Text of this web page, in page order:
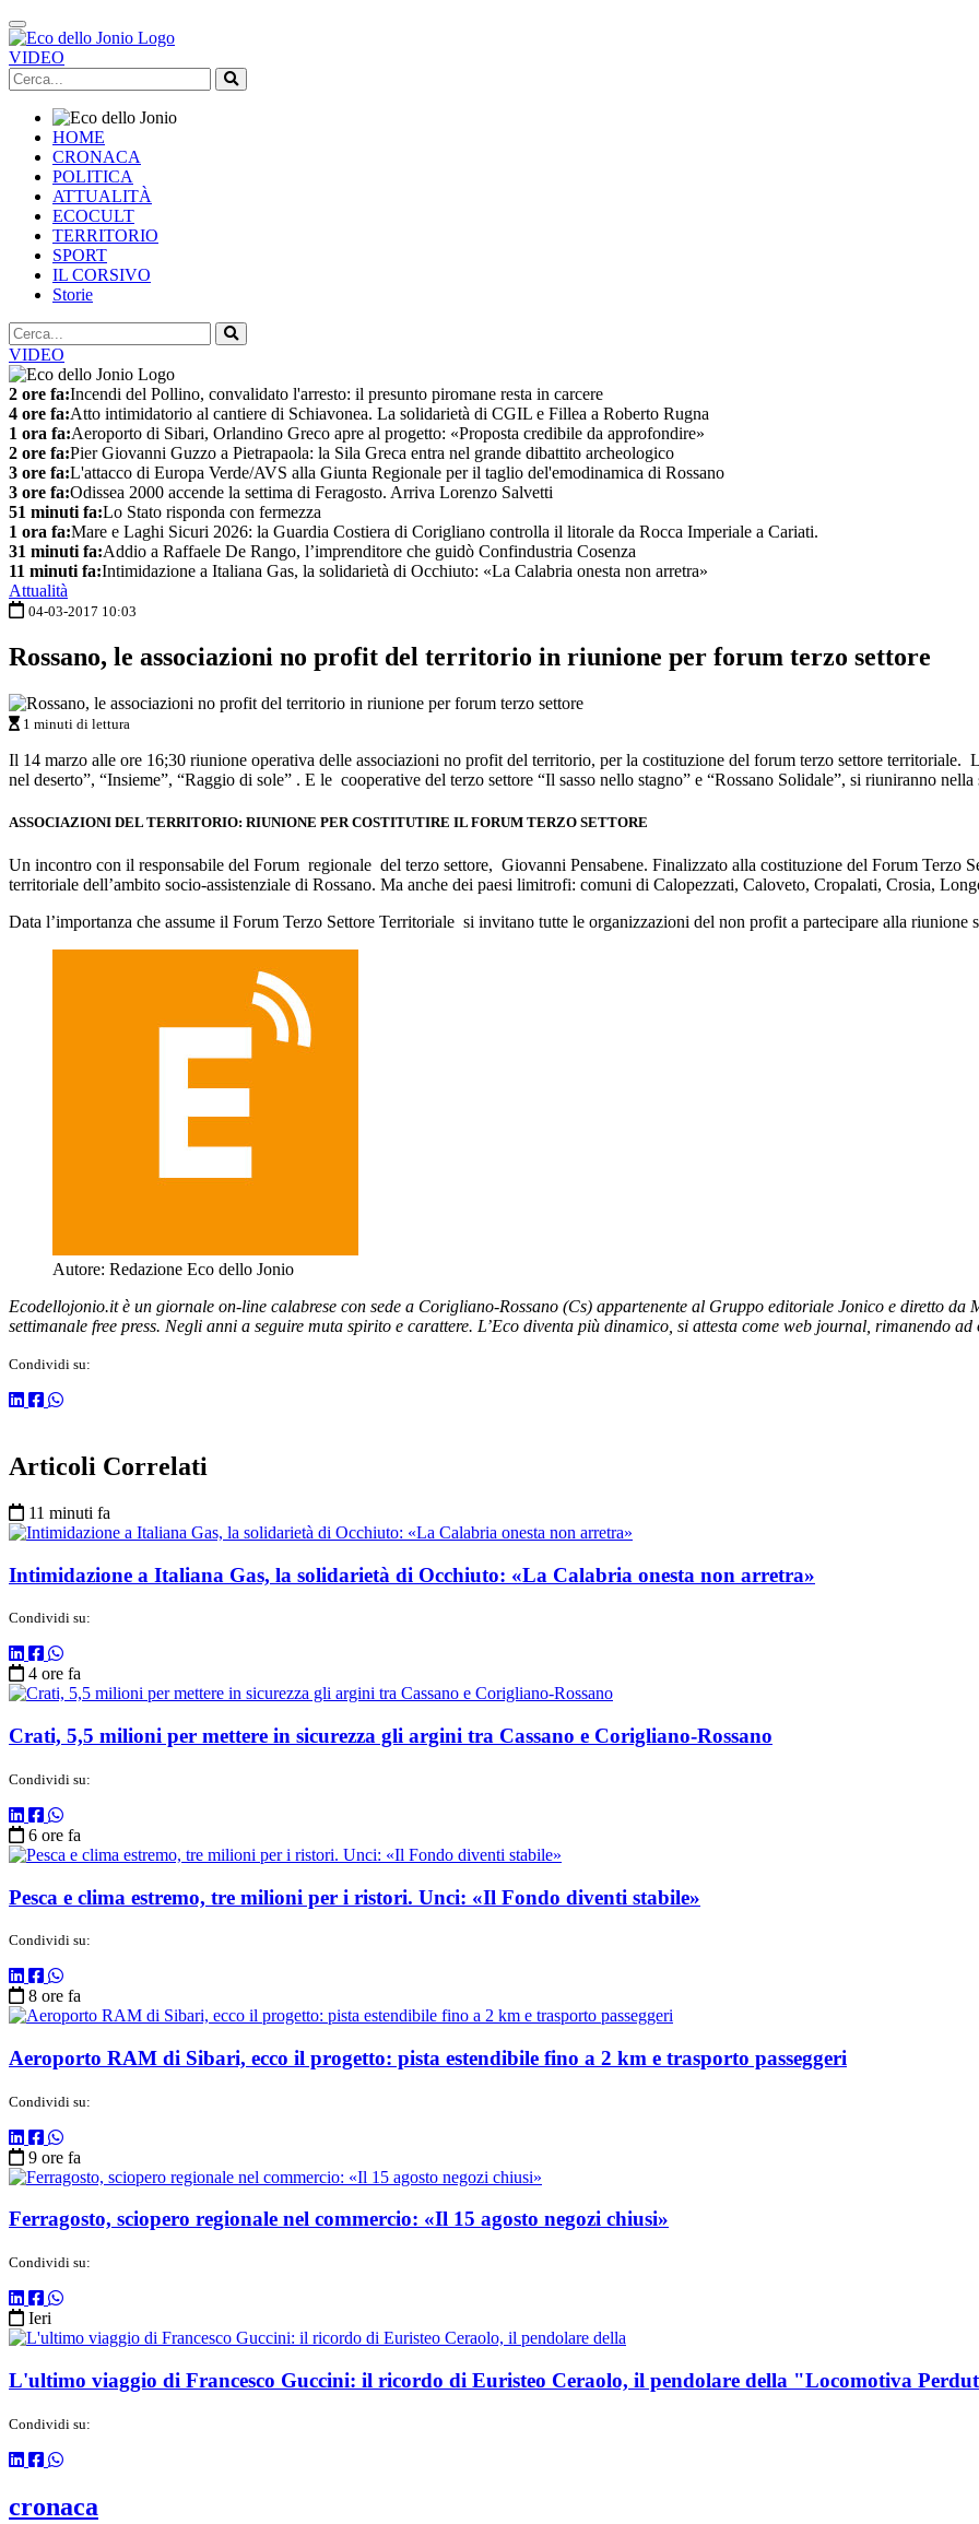
VIDEO
HOME
CRONACA
POLITICA
ATTUALITÀ
ECOCULT
TERRITORIO
SPORT
IL CORSIVO
Storie
VIDEO
2 ore fa:Incendi del Pollino, convalidato l'arresto: il presunto piromane resta in carcere
4 ore fa:Atto intimidatorio al cantiere di Schiavonea. La solidarietà di CGIL e Fillea a Roberto Rugna
1 ora fa:Aeroporto di Sibari, Orlandino Greco apre al progetto: «Proposta credibile da approfondire»
2 ore fa:Pier Giovanni Guzzo a Pietrapaola: la Sila Greca entra nel grande dibattito archeologico
3 ore fa:L'attacco di Europa Verde/AVS alla Giunta Regionale per il taglio del'emodinamica di Rossano
3 ore fa:Odissea 2000 accende la settima di Feragosto. Arriva Lorenzo Salvetti
51 minuti fa:Lo Stato risponda con fermezza
1 ora fa:Mare e Laghi Sicuri 2026: la Guardia Costiera di Corigliano controlla il litorale da Rocca Imperiale a Cariati.
31 minuti fa:Addio a Raffaele De Rango, l’imprenditore che guidò Confindustria Cosenza
11 minuti fa:Intimidazione a Italiana Gas, la solidarietà di Occhiuto: «La Calabria onesta non arretra»
Attualità
04-03-2017 10:03
Rossano, le associazioni no profit del territorio in riunione per forum terzo settore
1 minuti di lettura
Il 14 marzo alle ore 16;30 riunione operativa delle associazioni no profit del territorio, per la costituzione del forum terzo settore
nel deserto”, “Insieme”, “Raggio di sole” . E le cooperative del terzo settore “Il sasso nello stagno” e “Rossano Solidale”, si riuniranno
ASSOCIAZIONI DEL TERRITORIO: RIUNIONE PER COSTITUTIRE IL FORUM TERZO SETTORE
Un incontro con il responsabile del Forum regionale del terzo settore, Giovanni Pensabene. Finalizzato alla costituzione del Forum Terzo
territoriale dell’ambito socio-assistenziale di Rossano. Ma anche dei paesi limitrofi: comuni di Calopezzati, Caloveto, Cropalati, Crosia,
Data l’importanza che assume il Forum Terzo Settore Territoriale si invitano tutte le organizzazioni del non profit a partecipare alla riunione
Autore: Redazione Eco dello Jonio
Ecodellojonio.it è un giornale on-line calabrese con sede a Corigliano-Rossano (Cs) appartenente al Gruppo editoriale Jonico e diretto da
settimanale free press. Negli anni a seguire muta spirito e carattere. L’Eco diventa più dinamico, si attesta come web journal, rimanendo
Condividi su:
Articoli Correlati
11 minuti fa
Intimidazione a Italiana Gas, la solidarietà di Occhiuto: «La Calabria onesta non arretra»
Condividi su:
4 ore fa
Crati, 5,5 milioni per mettere in sicurezza gli argini tra Cassano e Corigliano-Rossano
Condividi su:
6 ore fa
Pesca e clima estremo, tre milioni per i ristori. Unci: «Il Fondo diventi stabile»
Condividi su:
8 ore fa
Aeroporto RAM di Sibari, ecco il progetto: pista estendibile fino a 2 km e trasporto passeggeri
Condividi su:
9 ore fa
Ferragosto, sciopero regionale nel commercio: «Il 15 agosto negozi chiusi»
Condividi su:
Ieri
L'ultimo viaggio di Francesco Guccini: il ricordo di Euristeo Ceraolo, il pendolare della "Locomotiva
Condividi su:
cronaca